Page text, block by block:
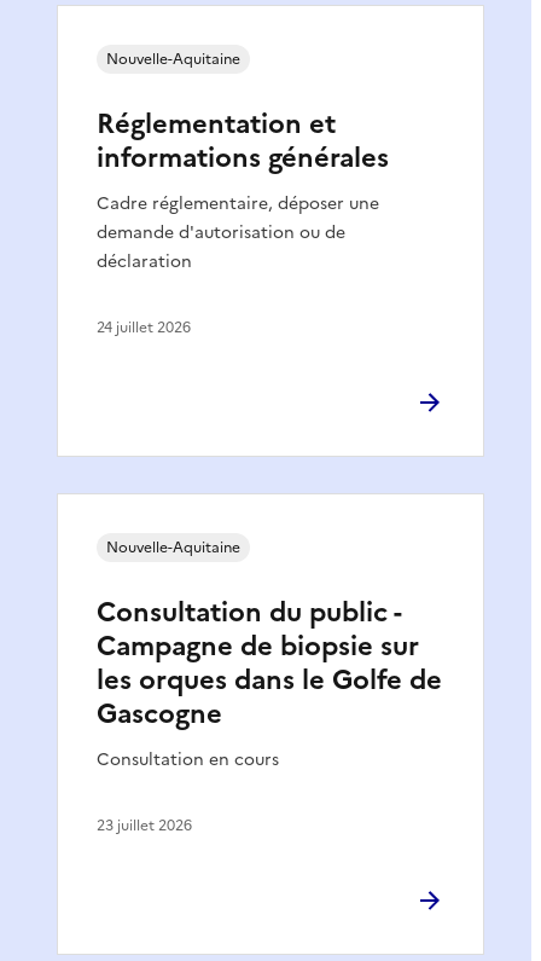
Réglementation et
informations générales
Cadre réglementaire, déposer une
demande d'autorisation ou de
déclaration
Nouvelle-Aquitaine
24 juillet 2026
Consultation du public -
Campagne de biopsie sur
les orques dans le Golfe de
Gascogne
Consultation en cours
Nouvelle-Aquitaine
23 juillet 2026